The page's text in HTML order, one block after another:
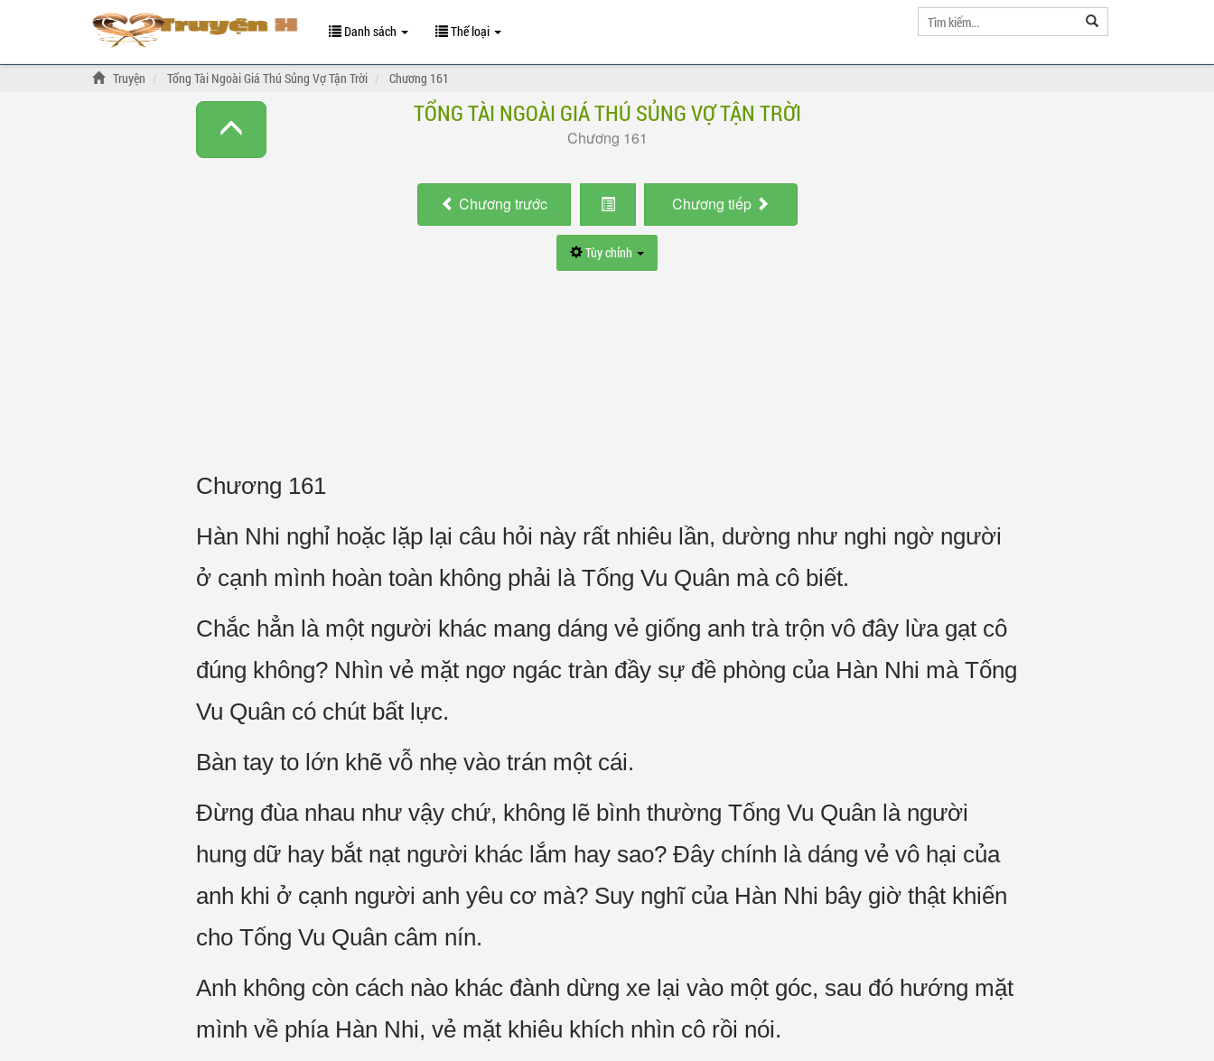
Danh sách Thể loại
Truyện Tổng Tài Ngoài Giá Thú Sủng Vợ Tận Trời Chương 161
TỔNG TÀI NGOÀI GIÁ THÚ SỦNG VỢ TẬN TRỜI
Chương 161
Chương trước Chương tiếp
Tùy chỉnh
Chương 161
Hàn Nhi nghỉ hoặc lặp lại câu hỏi này rất nhiêu lần, dường như nghi ngờ người
ở cạnh mình hoàn toàn không phải là Tống Vu Quân mà cô biết.
Chắc hẳn là một người khác mang dáng vẻ giống anh trà trộn vô đây lừa gạt cô
đúng không? Nhìn vẻ mặt ngơ ngác tràn đầy sự đề phòng của Hàn Nhi mà Tống
Vu Quân có chút bất lực.
Bàn tay to lớn khẽ vỗ nhẹ vào trán một cái.
Đừng đùa nhau như vậy chứ, không lẽ bình thường Tống Vu Quân là người
hung dữ hay bắt nạt người khác lắm hay sao? Đây chính là dáng vẻ vô hại của
anh khi ở cạnh người anh yêu cơ mà? Suy nghĩ của Hàn Nhi bây giờ thật khiến
cho Tống Vu Quân câm nín.
Anh không còn cách nào khác đành dừng xe lại vào một góc, sau đó hướng mặt
mình về phía Hàn Nhi, vẻ mặt khiêu khích nhìn cô rồi nói.